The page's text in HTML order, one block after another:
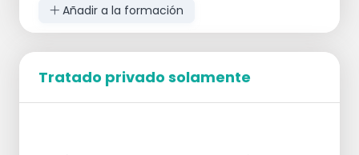
3 peones en fila.
Grupos de dos jugadores.
El objetivo es mover la bola más lejos por
peón.
Añadir a la formación
Tratado privado solamente